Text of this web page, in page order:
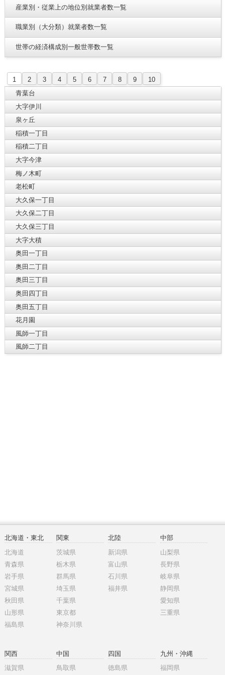
産業別・従業上の地位別就業者数一覧
職業別（大分類）就業者数一覧
世帯の経済構成別一般世帯数一覧
1 2 3 4 5 6 7 8 9
10
青葉台
大字伊川
泉ヶ丘
稲積一丁目
稲積二丁目
大字今津
梅ノ木町
老松町
大久保一丁目
大久保二丁目
大久保三丁目
大字大積
奥田一丁目
奥田二丁目
奥田三丁目
奥田四丁目
奥田五丁目
花月園
風師一丁目
風師二丁目
北海道・東北
北海道
青森県
岩手県
宮城県
秋田県
山形県
福島県
関東
茨城県
栃木県
群馬県
埼玉県
千葉県
東京都
神奈川県
北陸
新潟県
富山県
石川県
福井県
中部
山梨県
長野県
岐阜県
静岡県
愛知県
三重県
関西
滋賀県
中国
鳥取県
四国
徳島県
九州・沖縄
福岡県